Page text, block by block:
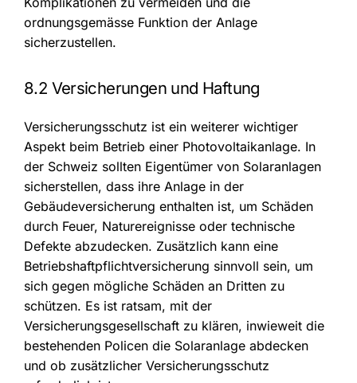
ordnungsgemässe Funktion der Anlage
sicherzustellen.
8.2 Versicherungen und Haftung
Versicherungsschutz ist ein weiterer wichtiger
Aspekt beim Betrieb einer Photovoltaikanlage. In
der Schweiz sollten Eigentümer von Solaranlagen
sicherstellen, dass ihre Anlage in der
Gebäudeversicherung enthalten ist, um Schäden
durch Feuer, Naturereignisse oder technische
Defekte abzudecken. Zusätzlich kann eine
Betriebshaftpflichtversicherung sinnvoll sein, um
sich gegen mögliche Schäden an Dritten zu
schützen. Es ist ratsam, mit der
Versicherungsgesellschaft zu klären, inwieweit die
bestehenden Policen die Solaranlage abdecken
und ob zusätzlicher Versicherungsschutz